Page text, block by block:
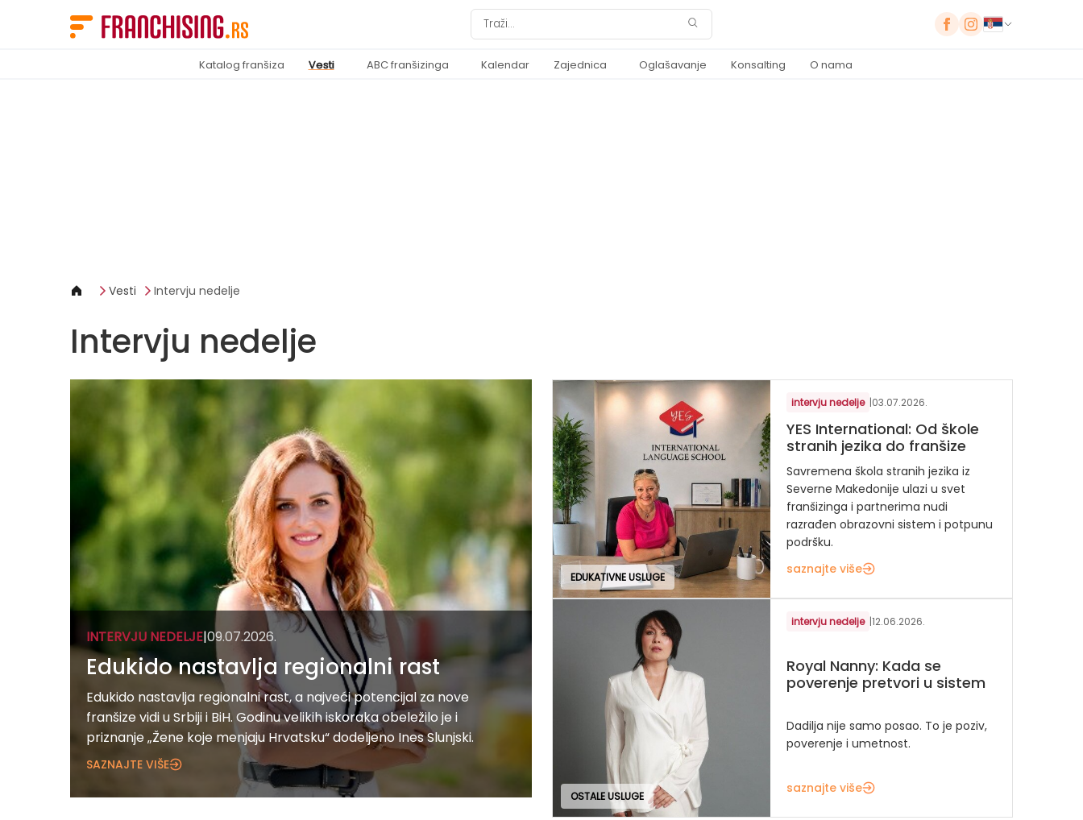
Katalog franšiza Vesti ABC franšizinga Kalendar Zajednica Oglašavanje Konsalting O nama
Vesti Intervju nedelje
Intervju nedelje
INTERVJU NEDELJE|09.07.2026.
Edukido nastavlja regionalni rast
Edukido nastavlja regionalni rast, a najveći potencijal za nove
franšize vidi u Srbiji i BiH. Godinu velikih iskoraka obeležilo je i
priznanje „Žene koje menjaju Hrvatsku“ dodeljeno Ines Slunjski.
SAZNAJTE VIŠE
EDUKATIVNE USLUGE
intervju nedelje |03.07.2026.
YES International: Od škole
stranih jezika do franšize
Savremena škola stranih jezika iz
Severne Makedonije ulazi u svet
franšizinga i partnerima nudi
razrađen obrazovni sistem i potpunu
podršku.
saznajte više
OSTALE USLUGE
intervju nedelje |12.06.2026.
Royal Nanny: Kada se
poverenje pretvori u sistem
Dadilja nije samo posao. To je poziv,
poverenje i umetnost.
saznajte više